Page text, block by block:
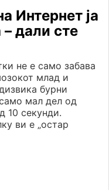
Интернет ја
дали сте
не е само забава
млад и
бурни
мал дел од
10 секунди.
ви е „остар